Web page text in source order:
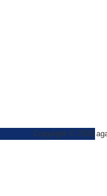
Copyright © 2026